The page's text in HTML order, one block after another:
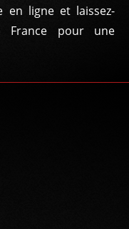
en ligne et laissez-
pour une